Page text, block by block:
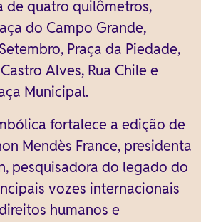
de quatro quilômetros,
do Campo Grande,
Praça da Piedade,
Alves, Rua Chile e
Municipal.
fortalece a edição de
Mendès France, presidenta
pesquisadora do legado do
vozes internacionais
humanos e